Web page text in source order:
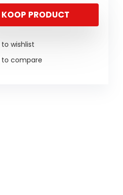
KOOP PRODUCT
wishlist
to compare